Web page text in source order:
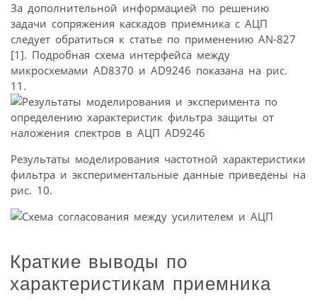
За дополнительной информацией по решению
задачи сопряжения каскадов приемника с АЦП
следует обратиться к статье по применению AN-827
[1]. Подробная схема интерфейса между
микросхемами AD8370 и AD9246 показана на рис.
11.
Результаты моделирования частотной характеристики
фильтра и экспериментальные данные приведены на
рис. 10.
Краткие выводы по
характеристикам приемника